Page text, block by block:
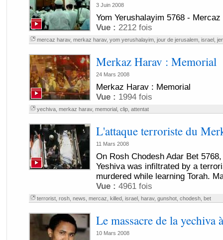
3 Juin 2008
Yom Yerushalayim 5768 - Mercaz
Vue : 2212 fois
mercaz harav, merkaz harav, yom yerushalayim, jour de jerusalem, israel,
Merkaz Harav : Memorial
24 Mars 2008
Merkaz Harav : Memorial
Vue : 1994 fois
yechiva, merkaz harav, memorial, clip, attentat
L'attaque terroriste du
11 Mars 2008
On Rosh Chodesh Adar Bet
Yeshiva was infiltrated by a
murdered while learning Torah.
Vue : 4961 fois
terrorist, rosh, news mercaz killed, israel, harav, gunshot, chodesh, bet
Le massacre de la yechiva
10 Mars 2008